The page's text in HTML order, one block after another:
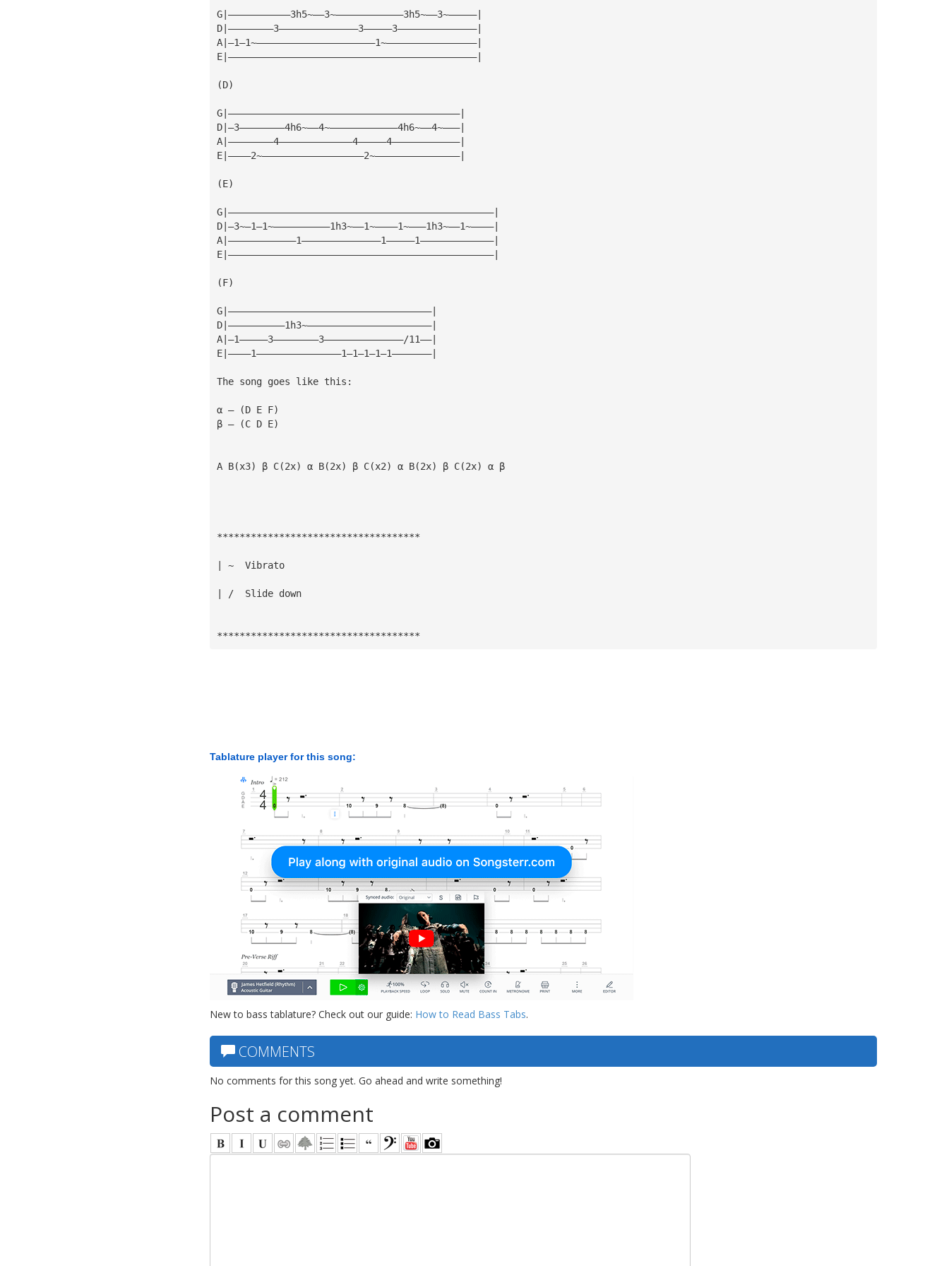
G|———————————3h5~——3~————————————3h5~——3~—————|
D|————————3——————————————3—————3——————————————|
A|—1—1~—————————————————————1~————————————————|
E|————————————————————————————————————————————|
(D)
G|—————————————————————————————————————————|
D|—3————————4h6~——4~————————————4h6~——4~———|
A|————————4—————————————4—————4————————————|
E|————2~——————————————————2~———————————————|
(E)
G|———————————————————————————————————————————————|
D|—3~—1—1~——————————1h3~——1~————1~———1h3~——1~————|
A|————————————1——————————————1—————1—————————————|
E|———————————————————————————————————————————————|
(F)
G|————————————————————————————————————|
D|——————————1h3~——————————————————————|
A|—1—————3————————3——————————————/11——|
E|————1———————————————1—1—1—1—1———————|
The song goes like this:
α — (D E F)
β — (C D E)
A B(x3) β C(2x) α B(2x) β C(x2) α B(2x) β C(2x) α β
************************************
| ~  Vibrato
| /  Slide down
************************************
Tablature player for this song:
New to bass tablature? Check out our guide: How to Read Bass Tabs.
COMMENTS
No comments for this song yet. Go ahead and write something!
Post a comment